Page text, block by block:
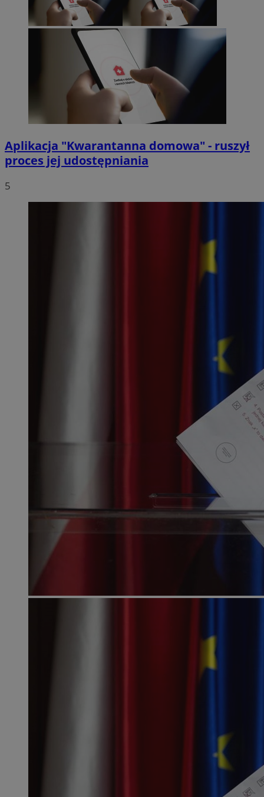
Aplikacja "Kwarantanna domowa" - ruszył
proces jej udostępniania
5